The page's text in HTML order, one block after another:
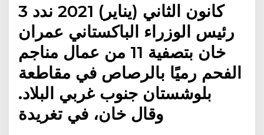
3 كانون الثاني (يناير) 2021 ندد
رئيس الوزراء الباكستاني عمران
خان بتصفية 11 من عمال مناجم
الفحم رميًا بالرصاص في مقاطعة
بلوشستان جنوب غربي البلاد.